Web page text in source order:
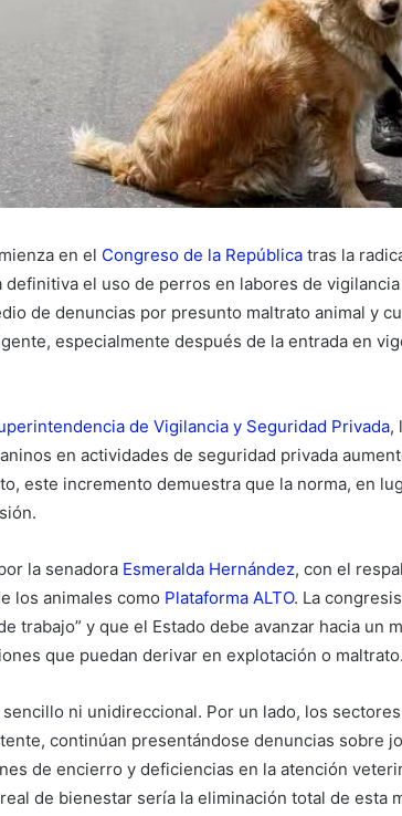
en el Congreso de la Repúblicatras la
el uso de perros en labores de
de denuncias por presunto maltrato animal y
especialmente después de la entrada en
de Vigilancia y Seguridad Privada,
en actividades de seguridad privada
este incremento demuestra que la norma, en
la senadora Esmeralda Hernández, con el
los animales como Plataforma ALTO. La
trabajo” y que el Estado debe avanzar hacia un
que puedan derivar en explotación o maltrato.
ni unidireccional. Por un lado, los
continúan presentándose denuncias sobre
de encierro y deficiencias en la atención
de bienestar sería la eliminación total de esta